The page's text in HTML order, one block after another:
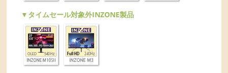
▼タイムセール対象外INZONE製品